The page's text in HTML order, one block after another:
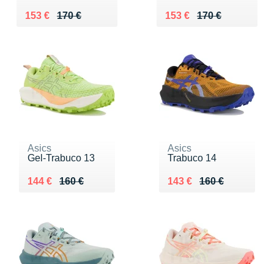
170 €
Au lieu de 170 €
153 €
Vendu 153 € 170 €
Au lieu de 170 €
153 €
Vendu 153 €
Asics
Gel-Trabuco 13
160 €
Au lieu de 160 €
144 €
Vendu 144 €
Asics
Trabuco 14
160 €
Au lieu de 160 €
143 €
Vendu 143 €